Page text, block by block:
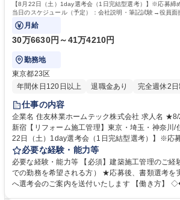
【8月22日（土）1day選考会（1日完結型選考）】※応募締
当日のスケジュール（予定）：会社説明・筆記試験→役員
み）
月給
30万6630円～41万4210円
勤務地
東京都23区
年間休日120日以上
退職金あり 完全週休2日
仕事の内容
企業名 住友林業ホームテック株式会社 求人名 ★8/22(土)1Day選考会@西
新宿【リフォーム施工管理】東京・埼玉・神奈川/住林G 仕事の内
22日（土）1day選考会（1日完結型選考）】※応
（金）正午 当日のスケジュール（予定）：会社説
→事務所見学（合格者のみ） ～当社のリフォーム施工管理（工事管理）職
について～ 「住友林業の家」をはじめ様々なリフ
工・引渡しまでの施工管理を担当頂きます。 【案
必要な経験・能力等
必要な経験・能力等 【必須】建築施工管理のご経
での勤務を希望される方） ★応募後、書類選考を
へ選考会のご案内を送付いたします 【働き方】 ◇◆夜間工事なし、出張